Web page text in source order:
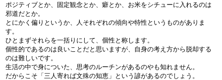
ポジティブとか、固定観念とか、癖とか、お米をシチューに入れるのは
邪道だとか。
とにかく偏りというか、人それぞれの傾向や特性というものがありま
す。
ひとまずそれらを一括りにして、個性と称します。
個性的であるのは良いことだと思いますが、自身の考え方から脱却する
のは難しいです。
生活の中で身についた、思考のルーチンがあるのやも知れません。
だからこそ「三人寄れば文殊の知恵」という諺があるのでしょう。